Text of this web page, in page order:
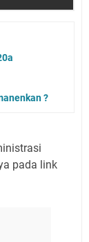
?
pada link